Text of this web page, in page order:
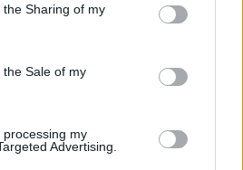
usted tiene el derecho de
Sus preferencias se aplicarán
de nuevo en este sitio web o
de privacidad.
Sharing of my
Sale of my
my
Advertising.